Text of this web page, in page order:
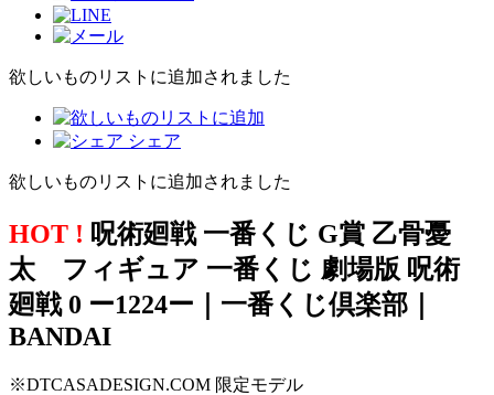
欲しいものリストに追加されました
シェア
欲しいものリストに追加されました
HOT ! 呪術廻戦 一番くじ G賞 乙骨憂
太 フィギュア 一番くじ 劇場版 呪術
廻戦 0 ー1224ー｜一番くじ倶楽部｜
BANDAI
※DTCASADESIGN.COM 限定モデル